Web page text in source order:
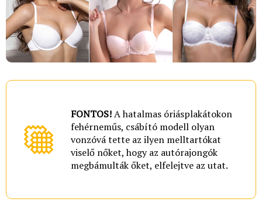
FONTOS!A hatalmas óriásplakátokon
fehérneműs, csábító modell olyan
vonzóvá tette az ilyen melltartókat
viselő nőket, hogy az autórajongók
megbámulták őket, elfelejtve az utat.